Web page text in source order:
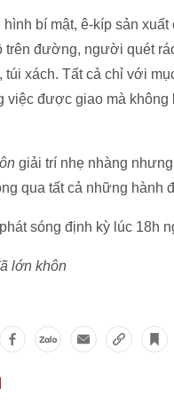
hình bí mật, ê-kíp sản
trên đường, người quét
túi xách. Tất cả chỉ với
việc được giao mà không
giải trí nhẹ nhàng
qua tất cả những hành
sóng định kỳ lúc 18h
lớn khôn